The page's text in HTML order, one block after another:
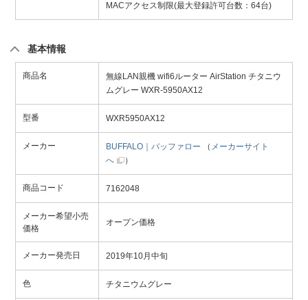
MACアクセス制限(最大登録許可台数：64台)
基本情報
商品名
無線LAN親機 wifi6ルーター AirStation チタニウ
ムグレー WXR-5950AX12
型番 WXR5950AX12
メーカー BUFFALO｜バッファロー （ メーカーサイト
へ
）
商品コード 7162048
メーカー希望小売
価格
オープン価格
メーカー発売日 2019年10月中旬
色 チタニウムグレー